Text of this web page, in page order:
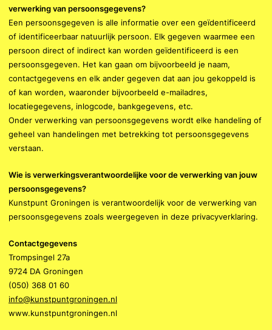
verwerking van persoonsgegevens?
Een persoonsgegeven is alle informatie over een geïdentificeerd
of identificeerbaar natuurlijk persoon. Elk gegeven waarmee een
persoon direct of indirect kan worden geïdentificeerd is een
persoonsgegeven. Het kan gaan om bijvoorbeeld je naam,
contactgegevens en elk ander gegeven dat aan jou gekoppeld is
of kan worden, waaronder bijvoorbeeld e-mailadres,
locatiegegevens, inlogcode, bankgegevens, etc.
Onder verwerking van persoonsgegevens wordt elke handeling of
geheel van handelingen met betrekking tot persoonsgegevens
verstaan.
Wie is verwerkingsverantwoordelijke voor de verwerking van jouw
persoonsgegevens?
Kunstpunt Groningen is verantwoordelijk voor de verwerking van
persoonsgegevens zoals weergegeven in deze privacyverklaring.
Contactgegevens
Trompsingel 27a
9724 DA Groningen
(050) 368 01 60
info@kunstpuntgroningen.nl
www.kunstpuntgroningen.nl